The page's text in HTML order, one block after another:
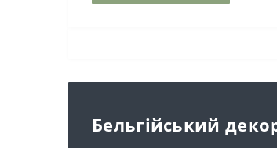
Бельгійський